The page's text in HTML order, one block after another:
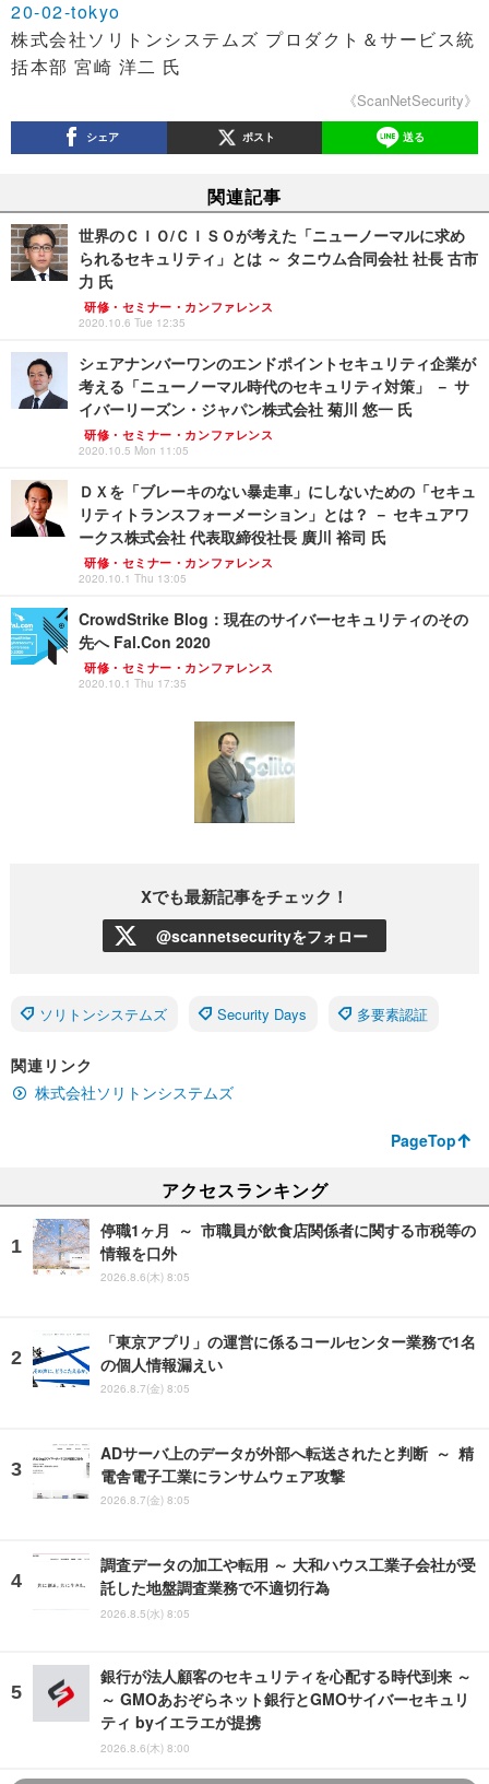
20-02-tokyo
株式会社ソリトンシステムズ プロダクト＆サービス統
括本部 宮崎 洋二 氏
《ScanNetSecurity》
シェア ポスト 送る
関連記事
世界のＣＩＯ/ＣＩＳＯが考えた「ニューノーマルに求め
られるセキュリティ」とは ～ タニウム合同会社 社長 古市
力 氏
研修・セミナー・カンファレンス
2020.10.6 Tue 12:35
シェアナンバーワンのエンドポイントセキュリティ企業が
考える「ニューノーマル時代のセキュリティ対策」 － サ
イバーリーズン・ジャパン株式会社 菊川 悠一 氏
研修・セミナー・カンファレンス
2020.10.5 Mon 11:05
ＤＸを「ブレーキのない暴走車」にしないための「セキュ
リティトランスフォーメーション」とは？ － セキュアワ
ークス株式会社 代表取締役社長 廣川 裕司 氏
研修・セミナー・カンファレンス
2020.10.1 Thu 13:05
CrowdStrike Blog：現在のサイバーセキュリティのその
先へ Fal.Con 2020
研修・セミナー・カンファレンス
2020.10.1 Thu 17:35
Xでも最新記事をチェック！
@scannetsecurityをフォロー
ソリトンシステムズ Security Days 多要素認証
関連リンク
株式会社ソリトンシステムズ
PageTop
アクセスランキング
停職1ヶ月 ～ 市職員が飲食店関係者に関する市税等の
情報を口外
2026.8.6(木) 8:05
「東京アプリ」の運営に係るコールセンター業務で1名
の個人情報漏えい
2026.8.7(金) 8:05
ADサーバ上のデータが外部へ転送されたと判断 ～ 精
電舎電子工業にランサムウェア攻撃
2026.8.7(金) 8:05
調査データの加工や転用 ～ 大和ハウス工業子会社が受
託した地盤調査業務で不適切行為
2026.8.5(水) 8:05
銀行が法人顧客のセキュリティを心配する時代到来 ～
～ GMOあおぞらネット銀行とGMOサイバーセキュリ
ティ byイエラエが提携
2026.8.6(木) 8:00